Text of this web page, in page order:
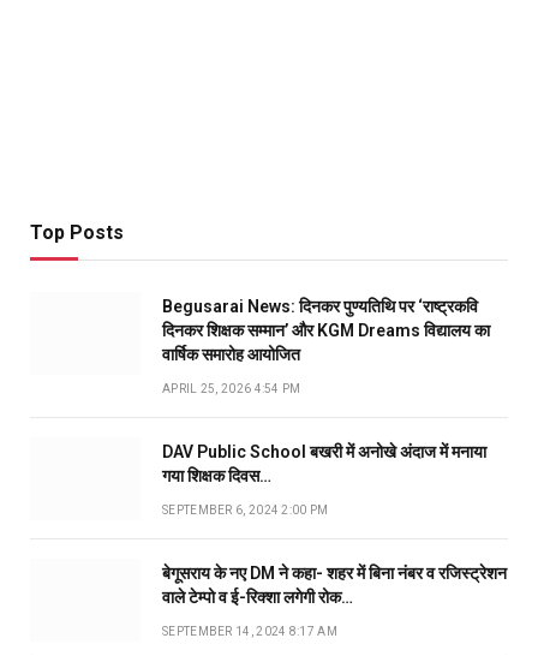
Top Posts
Begusarai News: दिनकर पुण्यतिथि पर ‘राष्ट्रकवि
दिनकर शिक्षक सम्मान’ और KGM Dreams विद्यालय का
वार्षिक समारोह आयोजित
APRIL 25, 2026 4:54 PM
DAV Public School बखरी में अनोखे अंदाज में मनाया
गया शिक्षक दिवस…
SEPTEMBER 6, 2024 2:00 PM
बेगूसराय के नए DM ने कहा- शहर में बिना नंबर व रजिस्ट्रेशन
वाले टेम्पो व ई-रिक्शा लगेगी रोक…
SEPTEMBER 14, 2024 8:17 AM